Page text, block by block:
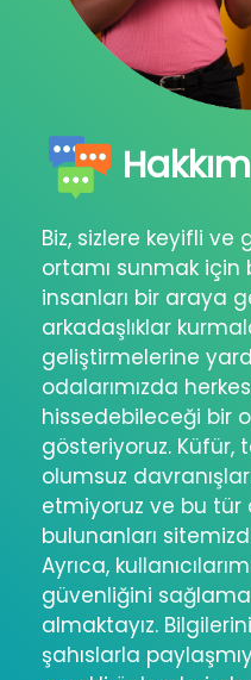
Biz, sizlere keyifli ve
ortamı sunmak için
insanları bir araya
arkadaşlıklar
geliştirmelerine
odalarımızda
hissedebileceği bir
gösteriyoruz. Küfür,
olumsuz
etmiyoruz ve bu tür
bulunanları
Ayrıca,
güvenliğini
almaktayız.
şahıslarla